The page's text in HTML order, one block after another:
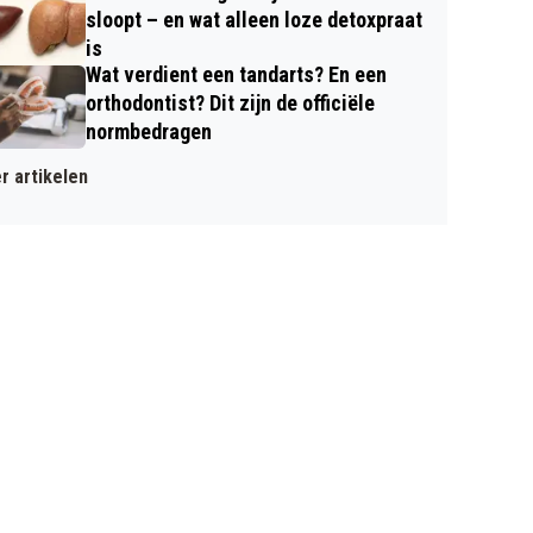
sloopt – en wat alleen loze detoxpraat
is
Wat verdient een tandarts? En een
orthodontist? Dit zijn de officiële
normbedragen
artikelen